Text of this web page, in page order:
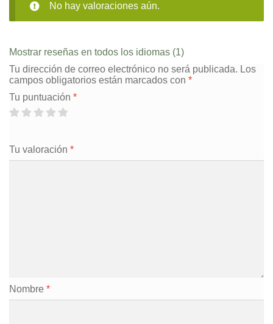
No hay valoraciones aún.
Mostrar reseñas en todos los idiomas (1)
Tu dirección de correo electrónico no será publicada. Los
campos obligatorios están marcados con *
Tu puntuación *
Tu valoración *
Nombre *